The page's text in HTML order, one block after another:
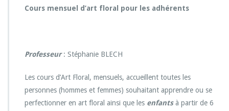
u
f
o
r
Cours mensuel d’art floral pour les adhérents
Professeur: Stéphanie BLECH
Les cours d’Art Floral, mensuels, accueillent toutes les
personnes (hommes et femmes) souhaitant apprendre ou se
perfectionner en art floral ainsi que les enfantsà partir de 6